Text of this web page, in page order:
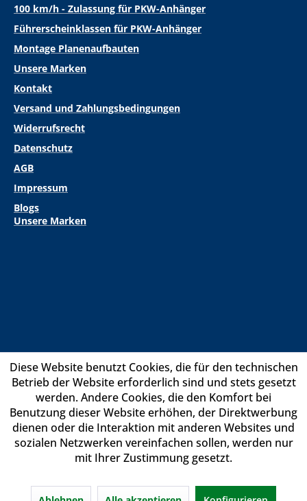
100 km/h - Zulassung für PKW-Anhänger
Führerscheinklassen für PKW-Anhänger
Montage Planenaufbauten
Unsere Marken
Kontakt
Versand und Zahlungsbedingungen
Widerrufsrecht
Datenschutz
AGB
Impressum
Blogs
Unsere Marken
Diese Website benutzt Cookies, die für den technischen
Betrieb der Website erforderlich sind und stets gesetzt
werden. Andere Cookies, die den Komfort bei
Benutzung dieser Website erhöhen, der Direktwerbung
dienen oder die Interaktion mit anderen Websites und
sozialen Netzwerken vereinfachen sollen, werden nur
mit Ihrer Zustimmung gesetzt.